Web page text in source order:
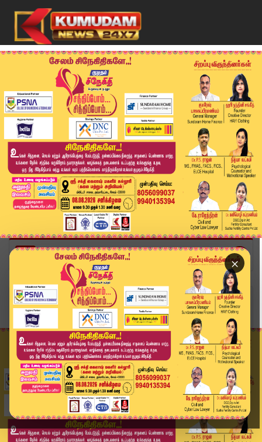
×
Home
வீடியோ ஸ்டோரி
Voting Bihar Election 2025 | பீகாரில் இறுதிக்கட...